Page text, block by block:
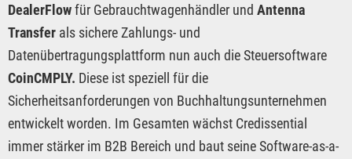
DealerFlowfür Gebrauchtwagenhändler und Antenna
Transfer als sichere Zahlungs- und
Datenübertragungsplattform nun auch die Steuersoftware
CoinCMPLY. Diese ist speziell für die
Sicherheitsanforderungen von Buchhaltungsunternehmen
entwickelt worden. Im Gesamten wächst Credissential
immer stärker im B2B Bereich und baut seine Software-as-a-